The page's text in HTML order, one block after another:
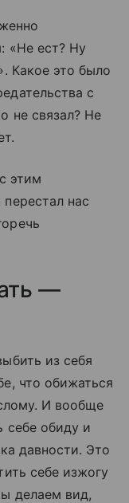
«Не ест? Ну
Какое это было
с
не связал? Не
этим
нас
—
из себя
что обижаться
И вообще
себе обиду и
давности. Это
себе изжогу
делаем вид,